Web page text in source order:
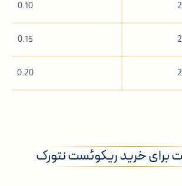
0.10
0.15
0.20
برای خرید ریکوئست نتورک